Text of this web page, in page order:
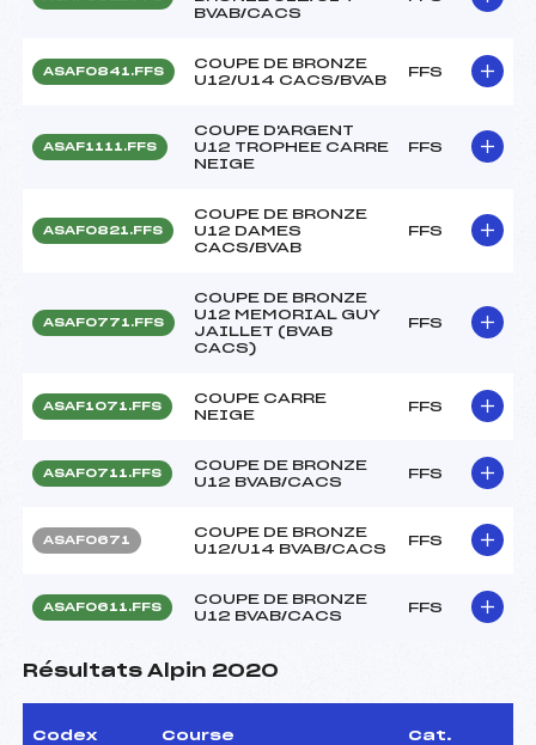
BVAB/CACS
ASAF0841.FFS
COUPE DE BRONZE
U12/U14 CACS/BVAB
FFS
ASAF1111.FFS
COUPE D'ARGENT
U12 TROPHEE CARRE
NEIGE
FFS
ASAF0821.FFS
COUPE DE BRONZE
U12 DAMES
CACS/BVAB
FFS
ASAF0771.FFS
COUPE DE BRONZE
U12 MEMORIAL GUY
JAILLET (BVAB
CACS)
FFS
ASAF1071.FFS
COUPE CARRE
NEIGE
FFS
ASAF0711.FFS
COUPE DE BRONZE
U12 BVAB/CACS
FFS
ASAF0671
COUPE DE BRONZE
U12/U14 BVAB/CACS
FFS
ASAF0611.FFS
COUPE DE BRONZE
U12 BVAB/CACS
FFS
Résultats Alpin 2020
Codex Course Cat.